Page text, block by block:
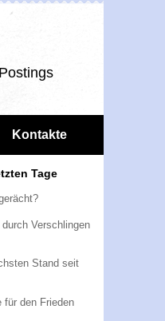
Kontakte
Tage
Verschlingen
Stand seit
für den Frieden